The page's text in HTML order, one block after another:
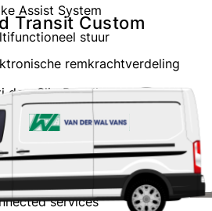
remkrachtverdeling
in carrosseriekleur
stuur
services
Assist System
doorSlip Regeling
Blokkeer Systeem
Transit Custom